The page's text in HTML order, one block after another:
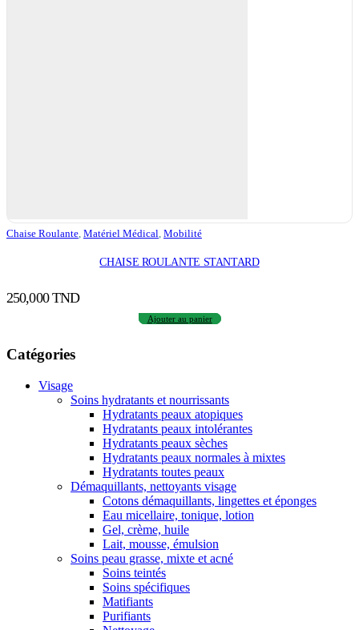
Chaise Roulante, Matériel Médical, Mobilité
CHAISE ROULANTE STANTARD
250,000TND
Ajouter au panier
Catégories
Visage
Soins hydratants et nourrissants
Hydratants peaux atopiques
Hydratants peaux intolérantes
Hydratants peaux sèches
Hydratants peaux normales à mixtes
Hydratants toutes peaux
Démaquillants, nettoyants visage
Cotons démaquillants, lingettes et éponges
Eau micellaire, tonique, lotion
Gel, crème, huile
Lait, mousse, émulsion
Soins peau grasse, mixte et acné
Soins teintés
Soins spécifiques
Matifiants
Purifiants